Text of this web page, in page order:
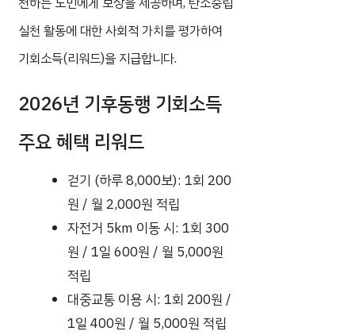
실천 활동에 대한 사회적 가치를 평가하여
기회소득(리워드)을 지급합니다.
2026년 기후동행 기회소득
주요 혜택 리워드
걷기 (하루 8,000보): 1회 200
원 / 월 2,000원 적립
자전거 5km 이동 시: 1회 300
원 / 1일 600원 / 월 5,000원
적립
대중교통 이용 시: 1회 200원 /
1일 400원 / 월 5,000원 적립